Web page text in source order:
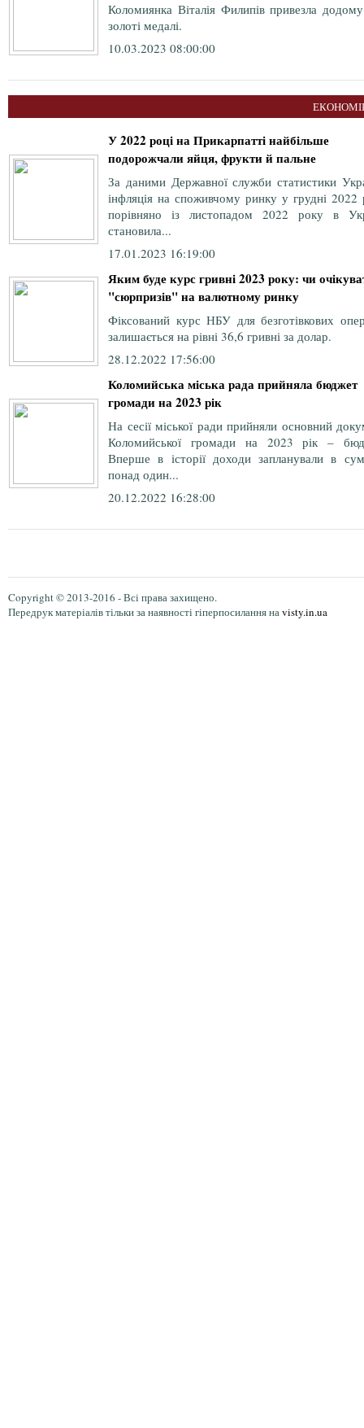
Коломиянка Віталія Филипів привезла
золоті медалі.
10.03.2023 08:00:00
У 2022 році на Прикарпатті найбільше
подорожчали яйця, фрукти й пальне
За даними Державної служби статистики
інфляція на споживчому ринку у грудні 2022
порівняно із листопадом 2022 року в
становила...
17.01.2023 16:19:00
Яким буде курс гривні 2023 року: чи
"сюрпризів" на валютному ринку
Фіксований курс НБУ для безготівкових
залишається на рівні 36,6 гривні за долар.
28.12.2022 17:56:00
Коломийська міська рада прийняла бюджет
громади на 2023 рік
На сесії міської ради прийняли основний
Коломийської громади на 2023 рік –
Вперше в історії доходи запланували в
понад один...
20.12.2022 16:28:00
Copyright © 2013-2016 - Всі права захищено.
Передрук матеріалів тільки за наявності гіперпосилання наvisty.in.ua